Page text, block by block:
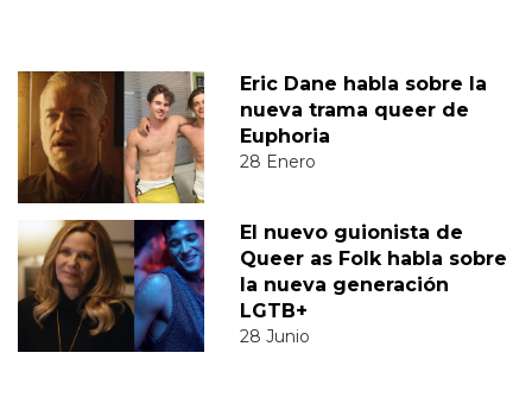
Eric Dane habla sobre la
nueva trama queer de
Euphoria
28 Enero
El nuevo guionista de
Queer as Folk habla sobre
la nueva generación
LGTB+
28 Junio